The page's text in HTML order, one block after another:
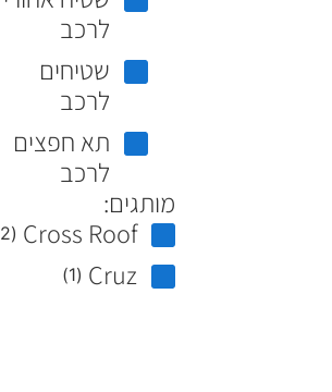
לרכב
שטיחים
לרכב
תא חפצים
לרכב
מותגים:
Cross Roof
(
2
Cruz
(
1
)